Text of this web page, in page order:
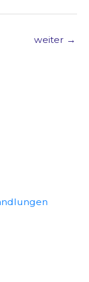
weiter →